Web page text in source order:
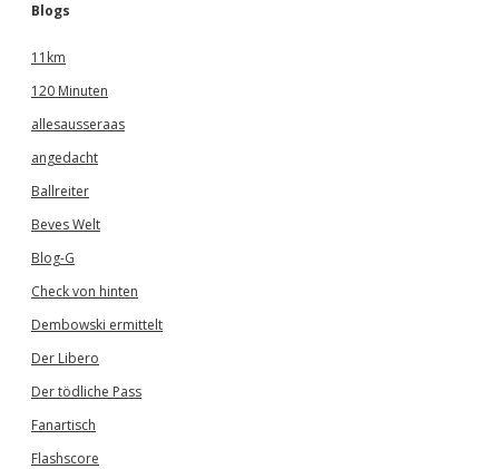
Blogs
11km
120 Minuten
allesausseraas
angedacht
Ballreiter
Beves Welt
Blog-G
Check von hinten
Dembowski ermittelt
Der Libero
Der tödliche Pass
Fanartisch
Flashscore